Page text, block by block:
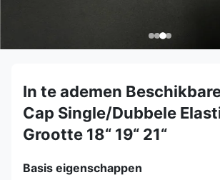
In te ademen
Cap Single/Dubbele
Grootte 18“ 19“ 21“
Basis eigenschappen